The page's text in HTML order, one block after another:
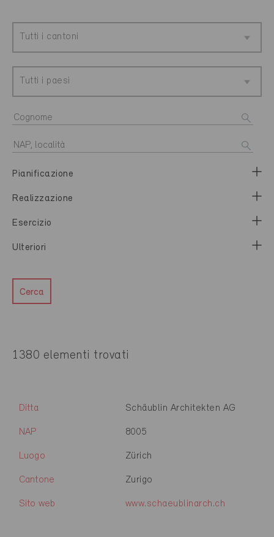
Tutti i cantoni
Tutti i paesi
Pianificazione
Realizzazione
Esercizio
Ulteriori
Cerca
1380 elementi trovati
Ditta Schäublin Architekten AG
NAP 8005
Luogo Zürich
Cantone Zurigo
Sito web www.schaeublinarch.ch